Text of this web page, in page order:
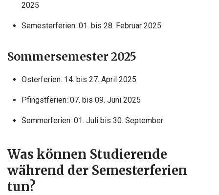
2025
Semesterferien: 01. bis 28. Februar 2025
Sommersemester 2025
Osterferien: 14. bis 27. April 2025
Pfingstferien: 07. bis 09. Juni 2025
Sommerferien: 01. Juli bis 30. September
Was können Studierende
während der Semesterferien
tun?